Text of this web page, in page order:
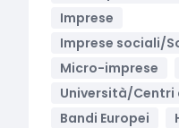
Imprese
Imprese sociali/
Micro-imprese
Università/Centri
Bandi Europei